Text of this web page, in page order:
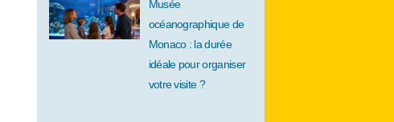
Musée
océanographique de
Monaco : la durée
idéale pour organiser
votre visite ?